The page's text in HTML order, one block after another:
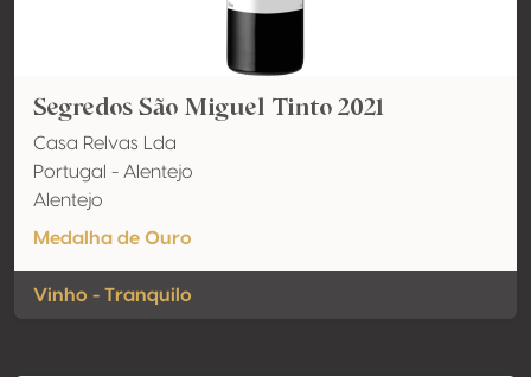
Segredos São Miguel Tinto 2021
Casa Relvas Lda
Portugal - Alentejo
Alentejo
Medalha de Ouro
Vinho - Tranquilo